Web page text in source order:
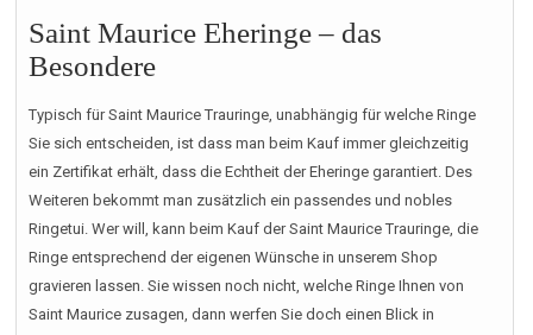
Saint Maurice Eheringe – das
Besondere
Typisch für Saint Maurice Trauringe, unabhängig für welche Ringe
Sie sich entscheiden, ist dass man beim Kauf immer gleichzeitig
ein Zertifikat erhält, dass die Echtheit der Eheringe garantiert. Des
Weiteren bekommt man zusätzlich ein passendes und nobles
Ringetui. Wer will, kann beim Kauf der Saint Maurice Trauringe, die
Ringe entsprechend der eigenen Wünsche in unserem Shop
gravieren lassen. Sie wissen noch nicht, welche Ringe Ihnen von
Saint Maurice zusagen, dann werfen Sie doch einen Blick in